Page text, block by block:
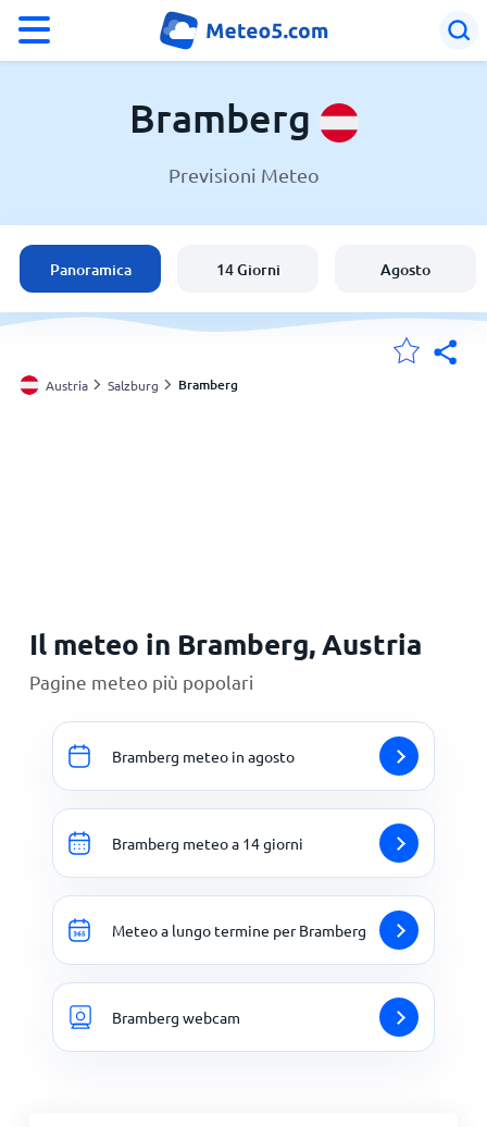
Austria
Italia
Svizzera
Bramberg
Previsioni Meteo
Panoramica 14 Giorni Agosto
Austria Salzburg Bramberg
Il meteo in Bramberg, Austria
Pagine meteo più popolari
Bramberg meteo in agosto
Bramberg meteo a 14 giorni
Meteo a lungo termine per Bramberg
Bramberg webcam